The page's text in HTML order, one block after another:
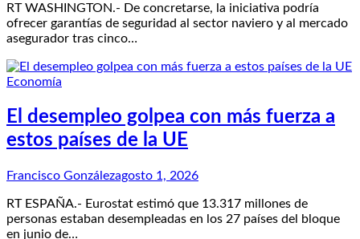
RT WASHINGTON.- De concretarse, la iniciativa podría
ofrecer garantías de seguridad al sector naviero y al mercado
asegurador tras cinco…
Economía
El desempleo golpea con más fuerza a
estos países de la UE
Francisco Gonzálezagosto 1, 2026
RT ESPAÑA.- Eurostat estimó que 13.317 millones de
personas estaban desempleadas en los 27 países del bloque
en junio de…